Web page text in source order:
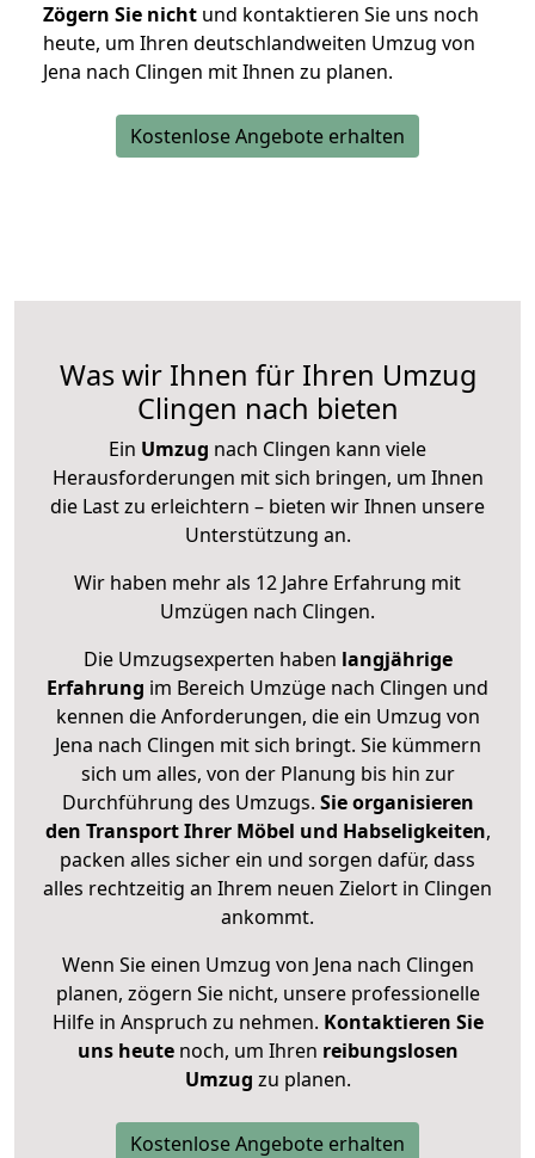
Zögern Sie nicht und kontaktieren Sie uns noch
heute, um Ihren deutschlandweiten Umzug von
Jena nach Clingen mit Ihnen zu planen.
Kostenlose Angebote erhalten
Was wir Ihnen für Ihren Umzug
Clingen nach bieten
Ein Umzug nach Clingen kann viele
Herausforderungen mit sich bringen, um Ihnen
die Last zu erleichtern – bieten wir Ihnen unsere
Unterstützung an.
Wir haben mehr als 12 Jahre Erfahrung mit
Umzügen nach Clingen.
Die Umzugsexperten haben langjährige
Erfahrung im Bereich Umzüge nach Clingen und
kennen die Anforderungen, die ein Umzug von
Jena nach Clingen mit sich bringt. Sie kümmern
sich um alles, von der Planung bis hin zur
Durchführung des Umzugs. Sie organisieren
den Transport Ihrer Möbel und Habseligkeiten,
packen alles sicher ein und sorgen dafür, dass
alles rechtzeitig an Ihrem neuen Zielort in Clingen
ankommt.
Wenn Sie einen Umzug von Jena nach Clingen
planen, zögern Sie nicht, unsere professionelle
Hilfe in Anspruch zu nehmen. Kontaktieren Sie
uns heutenoch, um Ihren reibungslosen
Umzug zu planen.
Kostenlose Angebote erhalten